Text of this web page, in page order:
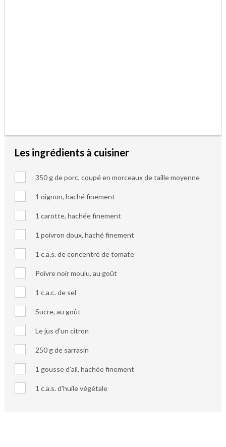
Les ingrédients à cuisiner
350 g de porc, coupé en morceaux de taille moyenne
1 oignon, haché finement
1 carotte, hachée finement
1 poivron doux, haché finement
1 c.a.s. de concentré de tomate
Poivre noir moulu, au goût
1 c.a.c. de sel
Sucre, au goût
Le jus d'un citron
250 g de sarrasin
1 gousse d'ail, hachée finement
1 c.a.s. d'huile végétale